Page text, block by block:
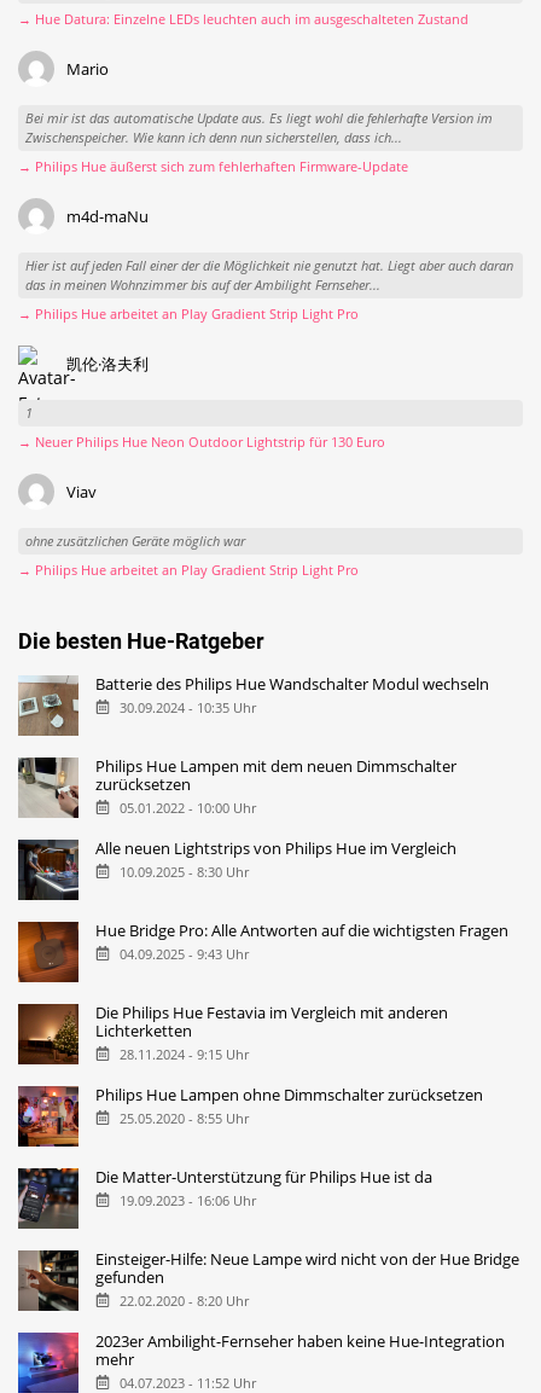
→ Hue Datura: Einzelne LEDs leuchten auch im ausgeschalteten Zustand
Mario
Bei mir ist das automatische Update aus. Es liegt wohl die fehlerhafte Version im
Zwischenspeicher. Wie kann ich denn nun sicherstellen, dass ich...
→ Philips Hue äußerst sich zum fehlerhaften Firmware-Update
m4d-maNu
Hier ist auf jeden Fall einer der die Möglichkeit nie genutzt hat. Liegt aber auch daran
das in meinen Wohnzimmer bis auf der Ambilight Fernseher...
→ Philips Hue arbeitet an Play Gradient Strip Light Pro
凯伦·洛夫利
1
→ Neuer Philips Hue Neon Outdoor Lightstrip für 130 Euro
Viav
ohne zusätzlichen Geräte möglich war
→ Philips Hue arbeitet an Play Gradient Strip Light Pro
Die besten Hue-Ratgeber
Batterie des Philips Hue Wandschalter Modul wechseln
30.09.2024 - 10:35 Uhr
Philips Hue Lampen mit dem neuen Dimmschalter
zurücksetzen
05.01.2022 - 10:00 Uhr
Alle neuen Lightstrips von Philips Hue im Vergleich
10.09.2025 - 8:30 Uhr
Hue Bridge Pro: Alle Antworten auf die wichtigsten Fragen
04.09.2025 - 9:43 Uhr
Die Philips Hue Festavia im Vergleich mit anderen
Lichterketten
28.11.2024 - 9:15 Uhr
Philips Hue Lampen ohne Dimmschalter zurücksetzen
25.05.2020 - 8:55 Uhr
Die Matter-Unterstützung für Philips Hue ist da
19.09.2023 - 16:06 Uhr
Einsteiger-Hilfe: Neue Lampe wird nicht von der Hue Bridge
gefunden
22.02.2020 - 8:20 Uhr
2023er Ambilight-Fernseher haben keine Hue-Integration
mehr
04.07.2023 - 11:52 Uhr